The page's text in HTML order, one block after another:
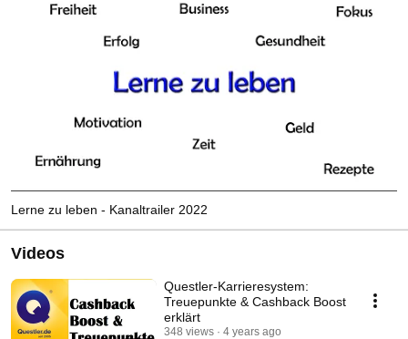
Lerne zu leben - Kanaltrailer 2022
Videos
Questler-Karrieresystem:
Treuepunkte & Cashback Boost
erklärt
348 views 4 years ago